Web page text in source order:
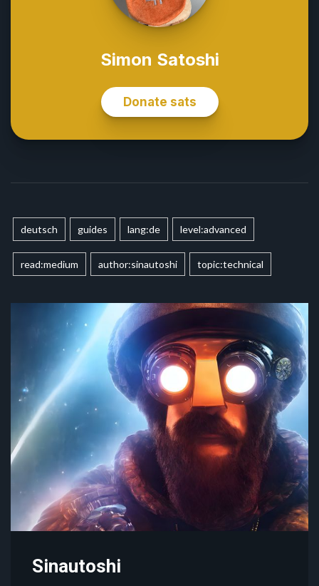
deutsch guides lang:de level:advanced
read:medium author:sinautoshi topic:technical
Sinautoshi